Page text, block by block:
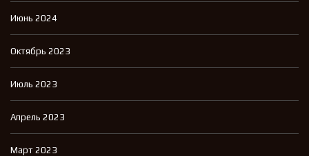
Июнь 2024
Октябрь 2023
Июль 2023
Апрель 2023
Март 2023